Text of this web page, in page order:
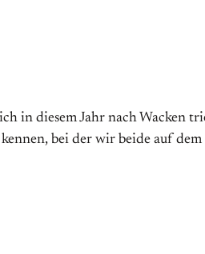
in diesem Jahr nach Wacken
bei der wir beide auf dem